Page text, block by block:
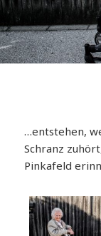
…entstehen,
Schranz
Pinkafeld